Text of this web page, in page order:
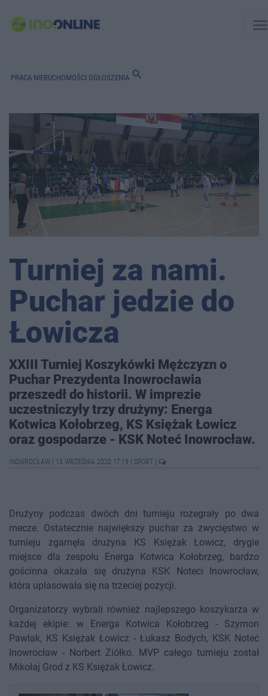
PRACA NIERUCHOMOŚCI OGŁOSZENIA search
Turniej za nami.
Puchar jedzie do
Łowicza
XXIII Turniej Koszykówki Mężczyzn o
Puchar Prezydenta Inowrocławia
przeszedł do historii. W imprezie
uczestniczyły trzy drużyny: Energa
Kotwica Kołobrzeg, KS Księżak Łowicz
oraz gospodarze - KSK Noteć Inowrocław.
INOWROCŁAW 13 WRZEŚNIA 2020 17:19 SPORT
Drużyny podczas dwóch dni turnieju rozegrały po dwa
mecze. Ostatecznie największy puchar za zwycięstwo w
turnieju zgarnęła drużyna KS Księżak Łowicz, drygie
miejsce dla zespołu Energa Kotwica Kołobrzeg, bardzo
gościnna okazała się drużyna KSK Noteci Inowrocław,
która uplasowała się na trzeciej pozycji.
Organizatorzy wybrali również najlepszego koszykarza w
każdej ekipie: w Energa Kotwica Kołobrzeg - Szymon
Pawlak, KS Księżak Łowicz - Łukasz Bodych, KSK Noteć
Inowrocław - Norbert Ziółko. MVP całego turnieju został
Mikołaj Grod z KS Księżak Łowicz.